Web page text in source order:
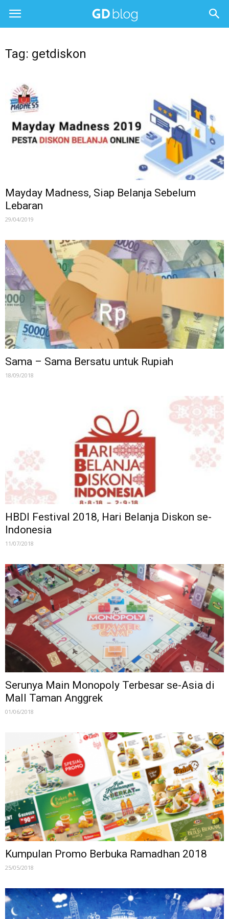
Tag: getdiskon
Mayday Madness, Siap Belanja Sebelum
Lebaran
29/04/2019
Sama – Sama Bersatu untuk Rupiah
18/09/2018
HBDI Festival 2018, Hari Belanja Diskon se-
Indonesia
11/07/2018
Serunya Main Monopoly Terbesar se-Asia di
Mall Taman Anggrek
01/06/2018
Kumpulan Promo Berbuka Ramadhan 2018
25/05/2018